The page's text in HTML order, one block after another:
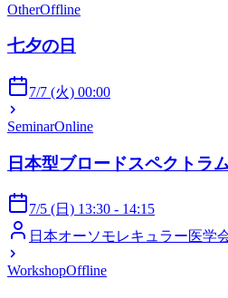
OtherOffline
七夕の日
7/7 (火) 00:00
SeminarOnline
日本型ブロードスペクトラ
7/5 (日) 13:30 - 14:15
日本オーソモレキュラー医学
WorkshopOffline